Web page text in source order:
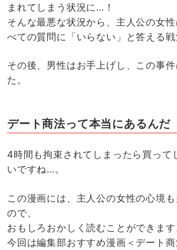
まれてしまう状況に…！
そんな最悪な状況から、主人公の女
べての質問に「いらない」と答える
その後、男性はお手上げし、この事
た。
デート商法って本当にあるんだ
4時間も拘束されてしまったら買って
いですね…。
この漫画には、主人公の女性の心境
ので、
おもしろおかしく読むことができます
今回は編集部おすすめ漫画＜デート